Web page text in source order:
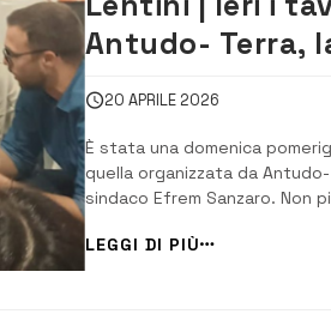
Antudo- Terra,
municipalità”
20 APRILE 2026
È stata una domenica
quella organizzata da
sindaco Efrem Sanzaro. Non
costruzione collettiva che
istituzioni: è questo il
domenica di lavori, che ...
LEGGI DI PIÙ